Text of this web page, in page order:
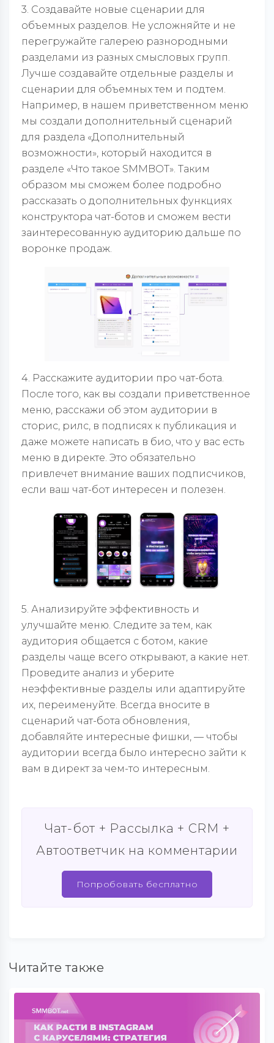
3. Создавайте новые сценарии для
объемных разделов. Не усложняйте и не
перегружайте галерею разнородными
разделами из разных смысловых групп.
Лучше создавайте отдельные разделы и
сценарии для объемных тем и подтем.
Например, в нашем приветственном меню
мы создали дополнительный сценарий
для раздела «Дополнительный
возможности», который находится в
разделе «Что такое SMMBOT». Таким
образом мы сможем более подробно
рассказать о дополнительных функциях
конструктора чат-ботов и сможем вести
заинтересованную аудиторию дальше по
воронке продаж.
4. Расскажите аудитории про чат-бота.
После того, как вы создали приветственное
меню, расскажи об этом аудитории в
сторис, рилс, в подписях к публикация и
даже можете написать в био, что у вас есть
меню в директе. Это обязательно
привлечет внимание ваших подписчиков,
если ваш чат-бот интересен и полезен.
5. Анализируйте эффективность и
улучшайте меню. Следите за тем, как
аудитория общается с ботом, какие
разделы чаще всего открывают, а какие нет.
Проведите анализ и уберите
неэффективные разделы или адаптируйте
их, переименуйте. Всегда вносите в
сценарий чат-бота обновления,
добавляйте интересные фишки, — чтобы
аудитории всегда было интересно зайти к
вам в директ за чем-то интересным.
Чат-бот + Рассылка + CRM +
Автоответчик на комментарии
Попробовать бесплатно
Читайте также